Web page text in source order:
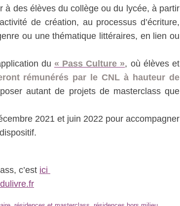
à des élèves du collège ou du lycée, à partir
de création, au processus d’écriture,
ou une thématique littéraires, en lien ou
du « Pass Culture », où élèves et
rémunérés par le CNL à hauteur de
autant de projets de masterclass que
2021 et juin 2022 pour accompagner
c’est ici